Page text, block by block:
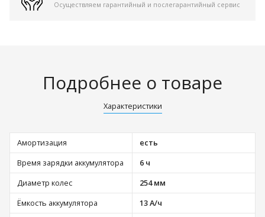
Осуществляем гарантийный и послегарантийный сервис
Подробнее о товаре
Характеристики
Амортизация
есть
Время зарядки аккумулятора
6 ч
Диаметр колес
254 мм
Ёмкость аккумулятора
13 А/ч